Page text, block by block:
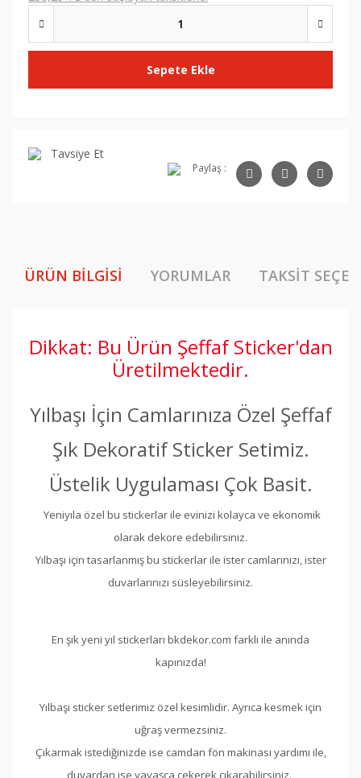
Sepete Ekle
Tavsiye Et
Paylaş :
ÜRÜN BILGISI YORUMLAR TAKSIT
Dikkat: Bu Ürün Şeffaf Sticker'dan
Üretilmektedir.
Yılbaşı İçin Camlarınıza Özel Şeffaf
Şık Dekoratif Sticker Setimiz.
Üstelik Uygulaması Çok Basit.
Yeniyıla özel bu stickerlar ile evinizi kolayca ve ekonomik
olarak dekore edebilirsiniz.
Yılbaşı için tasarlanmış bu stickerlar ile ister camlarınızı, ister
duvarlarınızı süsleyebilirsiniz.
En şık yeni yıl stickerları bkdekor.com farklı ile anında
kapınızda!
Yılbaşı sticker setlerimiz özel kesimlidir. Ayrıca kesmek için
uğraş vermezsiniz.
Çıkarmak istediğinizde ise camdan fön makinası yardımı ile,
duvardan ise yavaşça çekerek çıkarabilirsiniz.